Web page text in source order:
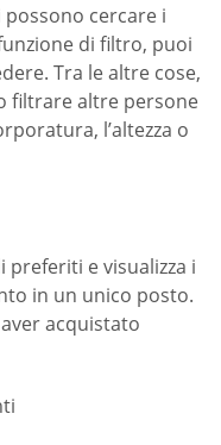
possono cercare i
di filtro, puoi
Tra le altre cose,
filtrare altre persone
l’altezza o
preferiti e visualizza i
in un unico posto.
acquistato